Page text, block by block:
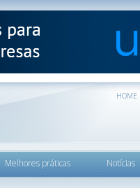
HOME
Melhores práticas Notícias